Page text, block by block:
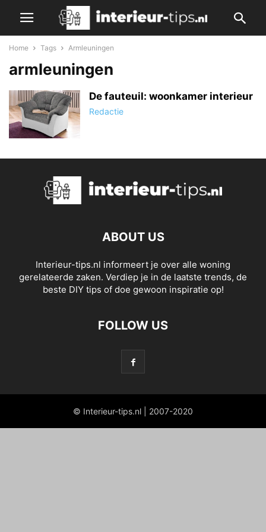
Home Tags Armleuningen
armleuningen
De fauteuil: woonkamer interieur
Redactie
ABOUT US
Interieur-tips.nl informeert je over alle woning
gerelateerde zaken. Verdiep je in de laatste trends, de
beste DIY tips of doe gewoon inspiratie op!
FOLLOW US
© Interieur-tips.nl | 2007-2020